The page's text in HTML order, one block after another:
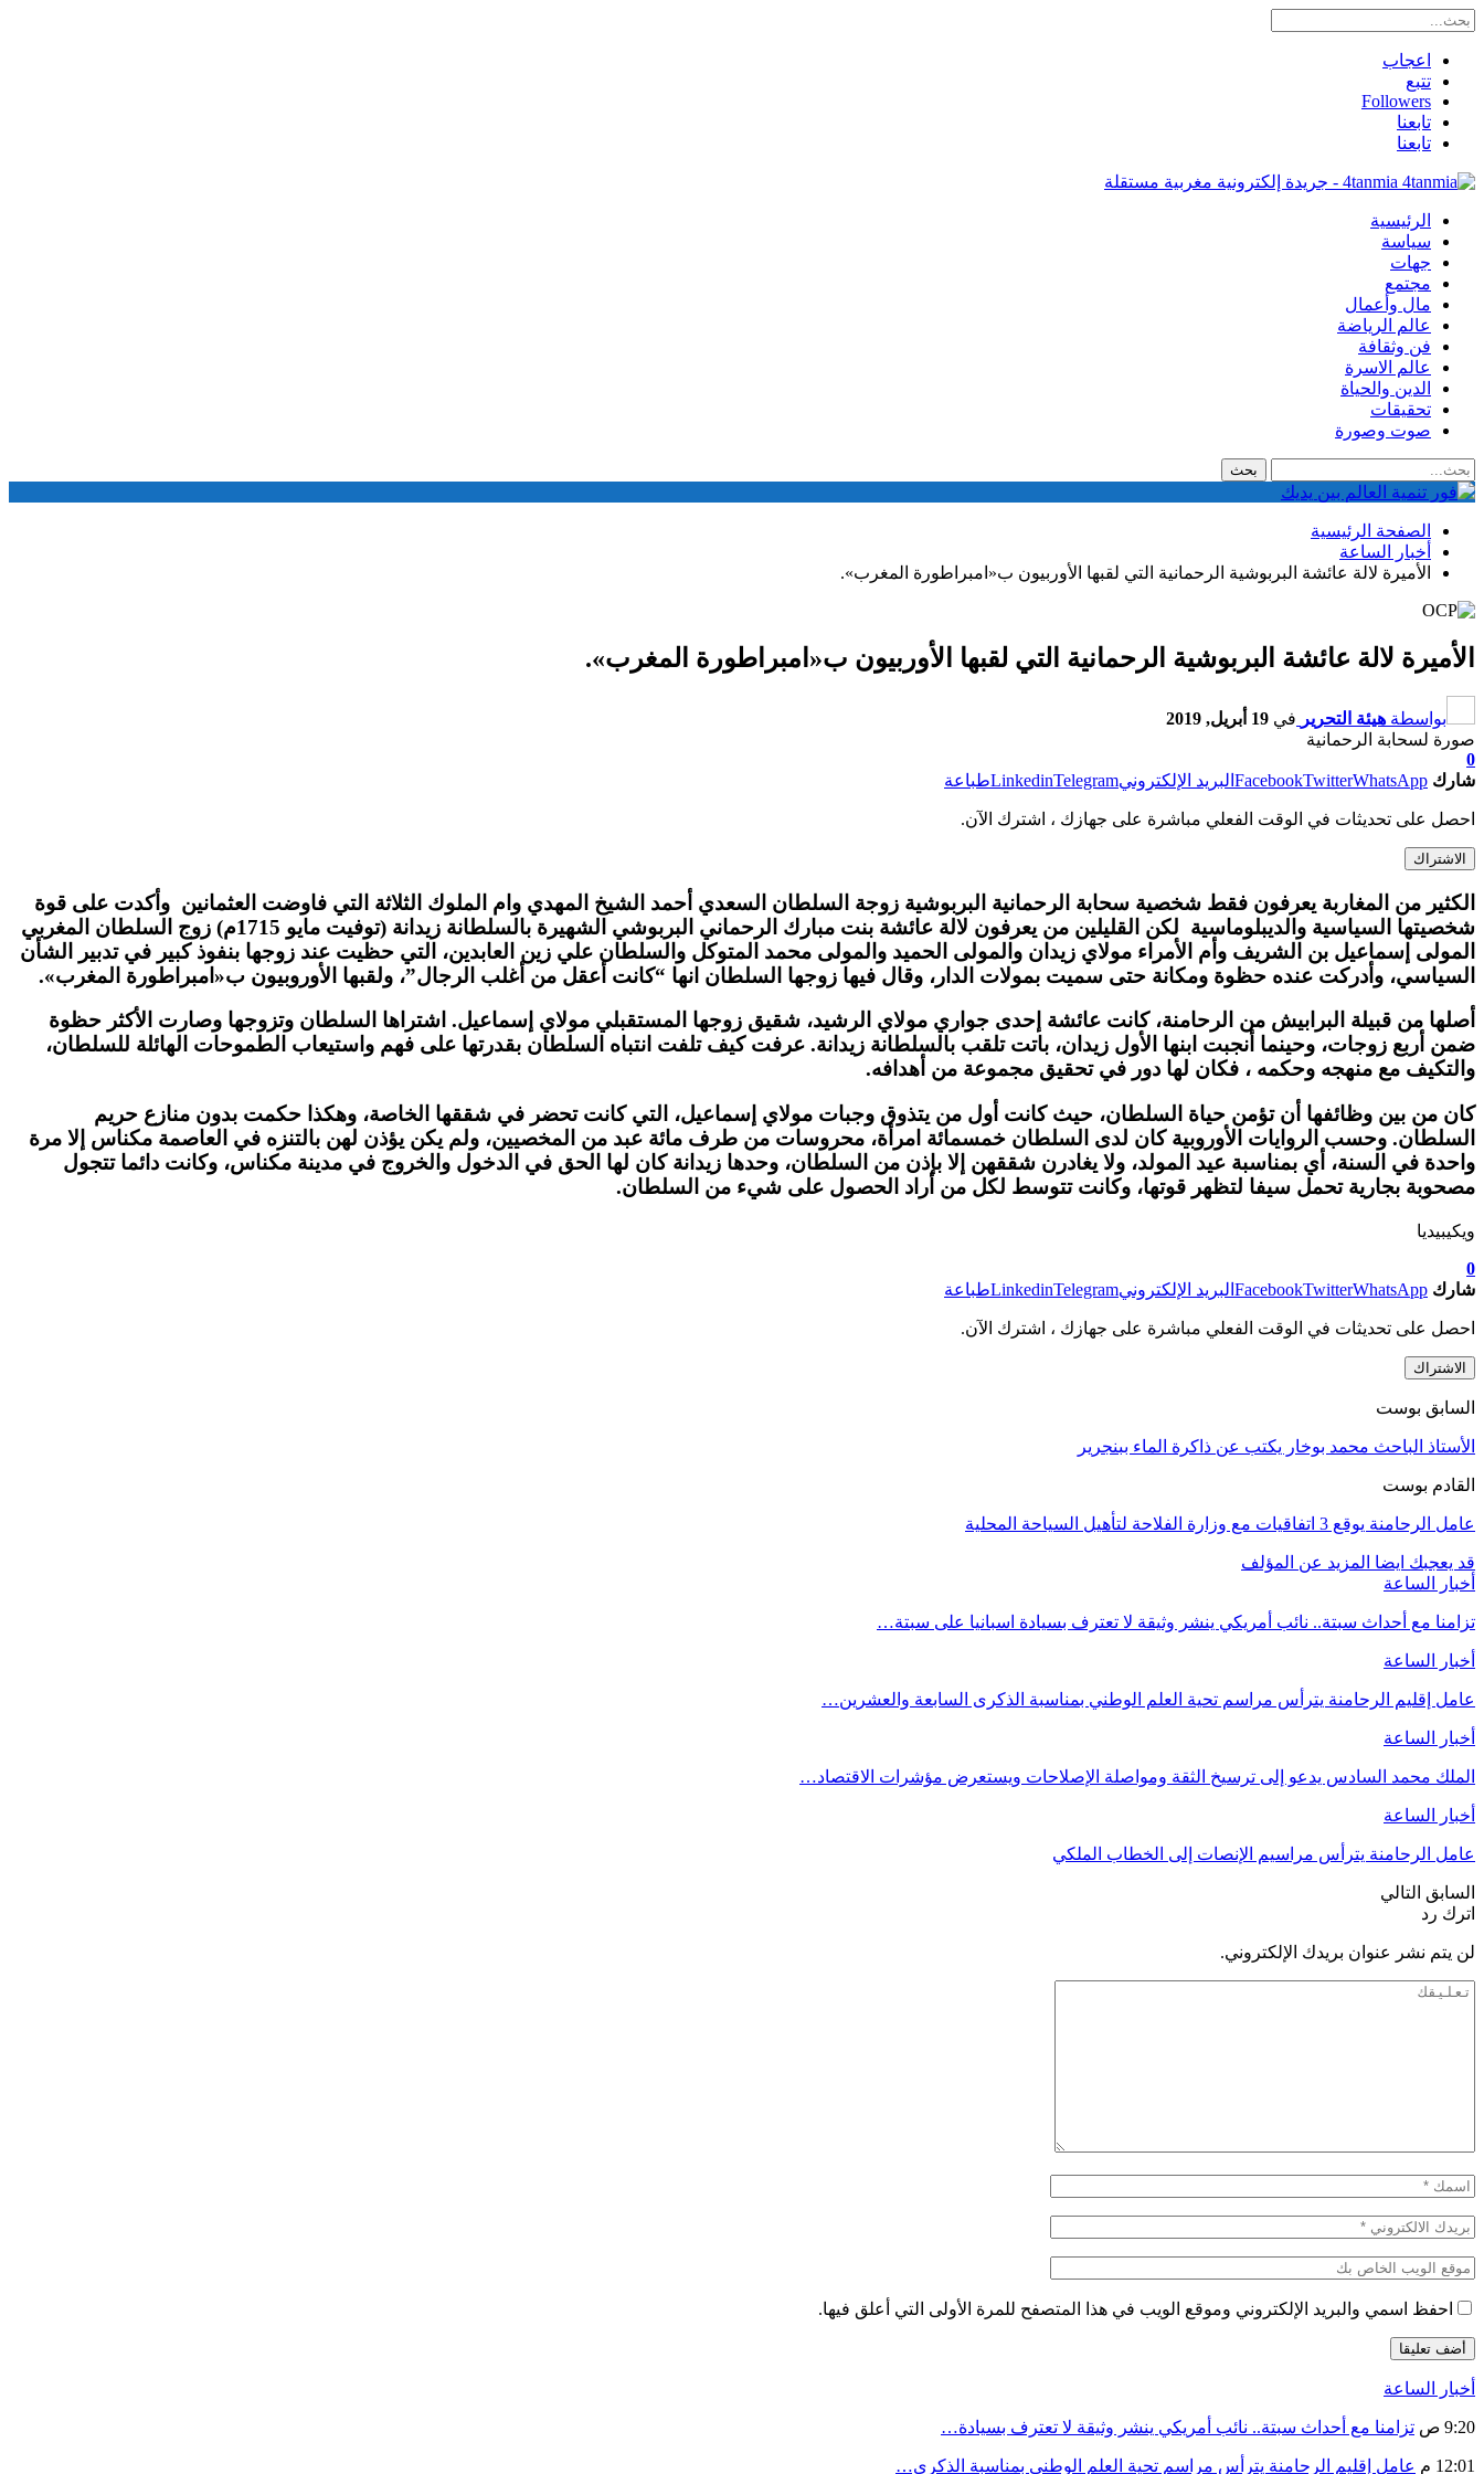
اعجاب
تتبع
Followers
تابعنا
تابعنا
4tanmia - جريدة إلكترونية مغربية مستقلة
الرئيسية
سياسة
جهات
مجتمع
مال وأعمال
عالم الرياضة
فن وثقافة
عالم الاسرة
الدين والحياة
تحقيقات
صوت وصورة
الصفحة الرئيسية
أخبار الساعة
الأميرة لالة عائشة البربوشية الرحمانية التي لقبها الأوربيون ب«امبراطورة المغرب».
الأميرة لالة عائشة البربوشية الرحمانية التي لقبها الأوربيون ب«امبراطورة المغرب».
بواسطة هيئة التحرير في 19 أبريل, 2019
صورة لسحابة الرحمانية
0
شارك
FacebookTwitterWhatsApp البريد الإلكتروني LinkedinTelegram طباعة
احصل على تحديثات في الوقت الفعلي مباشرة على جهازك ، اشترك الآن.
الاشتراك
الكثير من المغاربة يعرفون فقط شخصية سحابة الرحمانية البربوشية زوجة السلطان السعدي أحمد الشيخ المهدي وام الملوك الثلاثة التي فاوضت العثمانين وأكدت على قوة
شخصيتها السياسية والديبلوماسية لكن القليلين من يعرفون لالة عائشة بنت مبارك الرحماني البربوشي الشهيرة بالسلطانة زيدانة (توفيت مايو 1715م) زوج السلطان المغربي
المولى إسماعيل بن الشريف وأم الأمراء مولاي زيدان والمولى الحميد والمولى محمد المتوكل والسلطان علي زين العابدين، التي حظيت عند زوجها بنفوذ كبير في تدبير الشأن
السياسي، وأدركت عنده حظوة ومكانة حتى سميت بمولات الدار، وقال فيها زوجها السلطان انها “كانت أعقل من أغلب الرجال”، ولقبها الأوروبيون ب«امبراطورة المغرب».
أصلها من قبيلة البرابيش من الرحامنة، كانت عائشة إحدى جواري مولاي الرشيد، شقيق زوجها المستقبلي مولاي إسماعيل. اشتراها السلطان وتزوجها وصارت الأكثر حظوة
ضمن أربع زوجات، وحينما أنجبت ابنها الأول زيدان، باتت تلقب بالسلطانة زيدانة. عرفت كيف تلفت انتباه السلطان بقدرتها على فهم واستيعاب الطموحات الهائلة للسلطان،
والتكيف مع منهجه وحكمه ، فكان لها دور في تحقيق مجموعة من أهدافه.
كان من بين وظائفها أن تؤمن حياة السلطان، حيث كانت أول من يتذوق وجبات مولاي إسماعيل، التي كانت تحضر في شققها الخاصة، وهكذا حكمت بدون منازع حريم
السلطان. وحسب الروايات الأوروبية كان لدى السلطان خمسمائة امرأة، محروسات من طرف مائة عبد من المخصيين، ولم يكن يؤذن لهن بالتنزه في العاصمة مكناس إلا مرة
واحدة في السنة، أي بمناسبة عيد المولد، ولا يغادرن شققهن إلا بإذن من السلطان، وحدها زيدانة كان لها الحق في الدخول والخروج في مدينة مكناس، وكانت دائما تتجول
مصحوبة بجارية تحمل سيفا لتظهر قوتها، وكانت تتوسط لكل من أراد الحصول على شيء من السلطان.
ويكيبيديا
0
شارك
FacebookTwitterWhatsApp البريد الإلكتروني LinkedinTelegram طباعة
احصل على تحديثات في الوقت الفعلي مباشرة على جهازك ، اشترك الآن.
الاشتراك
السابق بوست
الأستاذ الباحث محمد بوخار يكتب عن ذاكرة الماء ببنجرير
القادم بوست
عامل الرحامنة يوقع 3 اتفاقيات مع وزارة الفلاحة لتأهيل السياحة المحلية
قد يعجبك ايضا المزيد عن المؤلف
أخبار الساعة
تزامنا مع أحداث سبتة.. نائب أمريكي ينشر وثيقة لا تعترف بسيادة اسبانيا على سبتة…
أخبار الساعة
عامل إقليم الرحامنة يترأس مراسم تحية العلم الوطني بمناسبة الذكرى السابعة والعشرين…
أخبار الساعة
الملك محمد السادس يدعو إلى ترسيخ الثقة ومواصلة الإصلاحات ويستعرض مؤشرات الاقتصاد…
أخبار الساعة
عامل الرحامنة يترأس مراسيم الإنصات إلى الخطاب الملكي
السابق التالي
اترك رد
لن يتم نشر عنوان بريدك الإلكتروني.
احفظ اسمي والبريد الإلكتروني وموقع الويب في هذا المتصفح للمرة الأولى التي أعلق فيها.
أخبار الساعة
9:20 ص تزامنا مع أحداث سبتة.. نائب أمريكي ينشر وثيقة لا تعترف بسيادة…
12:01 م عامل إقليم الرحامنة يترأس مراسم تحية العلم الوطني بمناسبة الذكرى…